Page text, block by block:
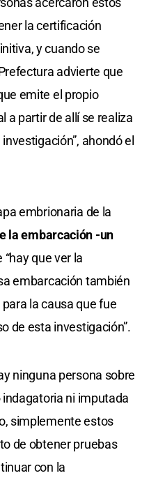
la certificación
y cuando se
advierte que
emite el propio
a partir de allí se realiza
ahondó el
embrionaria de la
la embarcación -un
que ver la
embarcación también
la causa que fue
de esta investigación”.
ninguna persona sobre
indagatoria ni imputada
simplemente estos
de obtener pruebas
con la